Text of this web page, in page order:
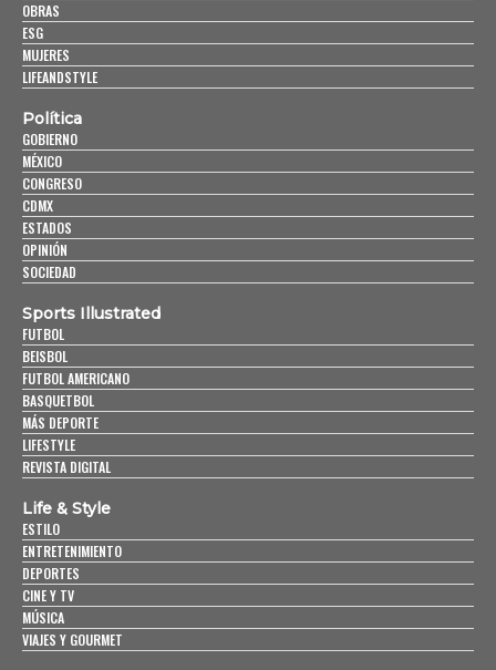
OBRAS
ESG
MUJERES
LIFEANDSTYLE
Política
GOBIERNO
MÉXICO
CONGRESO
CDMX
ESTADOS
OPINIÓN
SOCIEDAD
Sports Illustrated
FUTBOL
BEISBOL
FUTBOL AMERICANO
BASQUETBOL
MÁS DEPORTE
LIFESTYLE
REVISTA DIGITAL
Life & Style
ESTILO
ENTRETENIMIENTO
DEPORTES
CINE Y TV
MÚSICA
VIAJES Y GOURMET